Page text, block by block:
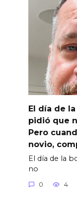
El día de
pidió que
Pero
novio,
El día de la
no
0 4